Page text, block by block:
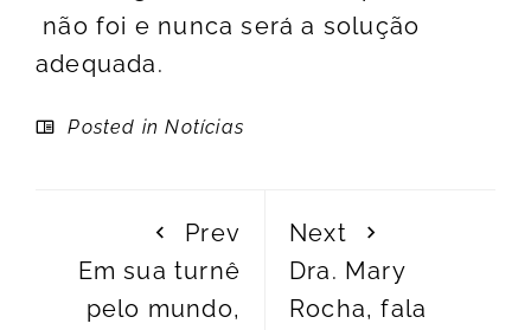
não foi e nunca será a solução
adequada.
Posted inNotícias
Prev
Em sua turnê
pelo mundo,
Next
Dra. Mary
Rocha, fala